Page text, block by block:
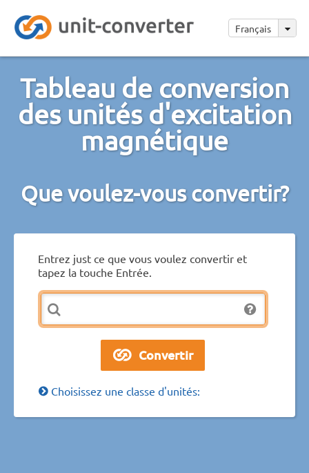
Français
Tableau de conversion
des unités d'excitation
magnétique
Que voulez-vous convertir?
Entrez just ce que vous voulez convertir et
tapez la touche Entrée.
Choisissez une classe d'unités: